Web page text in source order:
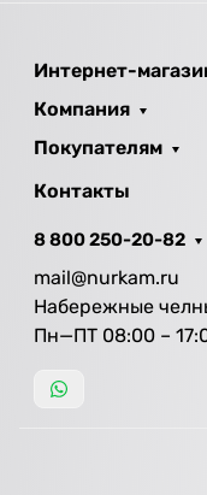
Интернет-
Компания
Покупателям
Контакты
8 800 250-20-82
mail@nurkam.ru
Набережные
Пн—ПТ 08:00 –